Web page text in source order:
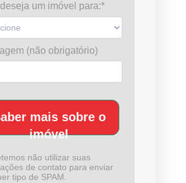
um imóvel para:*
(não obrigatório)
mais sobre o
imóvel
não utilizar suas
de contato para enviar
tipo de SPAM.